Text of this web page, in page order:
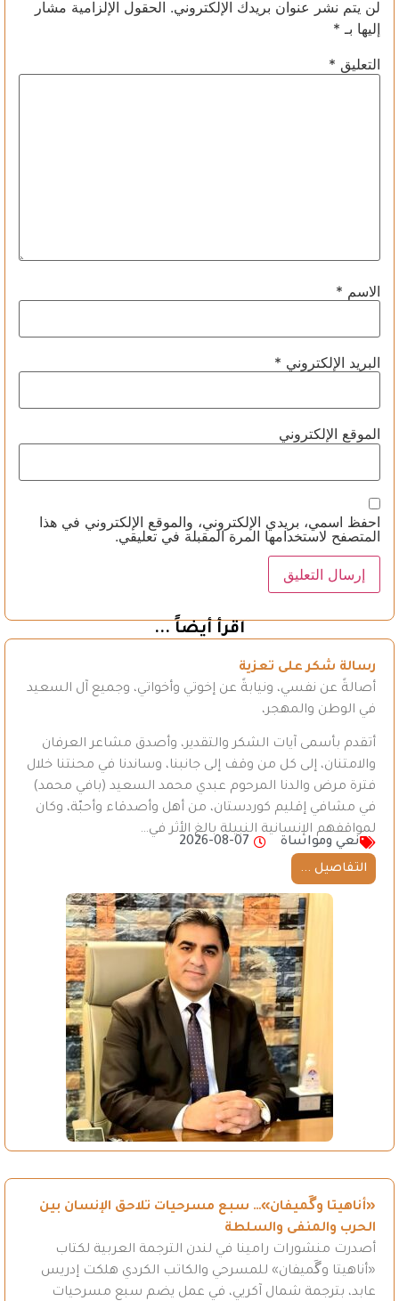
لن يتم نشر عنوان بريدك الإلكتروني. الحقول الإلزامية مشار
إليها بـ *
التعليق *
الاسم *
البريد الإلكتروني *
الموقع الإلكتروني
احفظ اسمي، بريدي الإلكتروني، والموقع الإلكتروني في هذا
المتصفح لاستخدامها المرة المقبلة في تعليقي.
اقرأ أيضاً ...
رسالة شكر على تعزية
أصالةً عن نفسي، ونيابةً عن إخوتي وأخواتي، وجميع آل السعيد
في الوطن والمهجر،
أتقدم بأسمى آيات الشكر والتقدير، وأصدق مشاعر العرفان
والامتنان، إلى كل من وقف إلى جانبنا، وساندنا في محنتنا خلال
فترة مرض والدنا المرحوم عبدي محمد السعيد (بافي محمد)
في مشافي إقليم كوردستان، من أهل وأصدقاء وأحبّة، وكان
لمواقفهم الإنسانية النبيلة بالغ الأثر في…
نعي ومواساة
2026-08-07
التفاصيل ...
«أناهيتا وگَميفان»… سبع مسرحيات تلاحق الإنسان بين
الحرب والمنفى والسلطة
أصدرت منشورات رامينا في لندن الترجمة العربية لكتاب
«أناهيتا وگَميفان» للمسرحي والكاتب الكردي هلكت إدريس
عابد، بترجمة شمال آكريي، في عمل يضم سبع مسرحيات